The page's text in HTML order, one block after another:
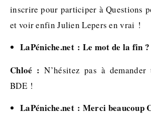
inscrire pour participer à Questions
et voir enfin Julien Lepers en vrai !
LaPéniche.net : Le mot de la fin ?
Chloé : N’hésitez pas à
BDE !
LaPéniche.net : Merci beaucoup